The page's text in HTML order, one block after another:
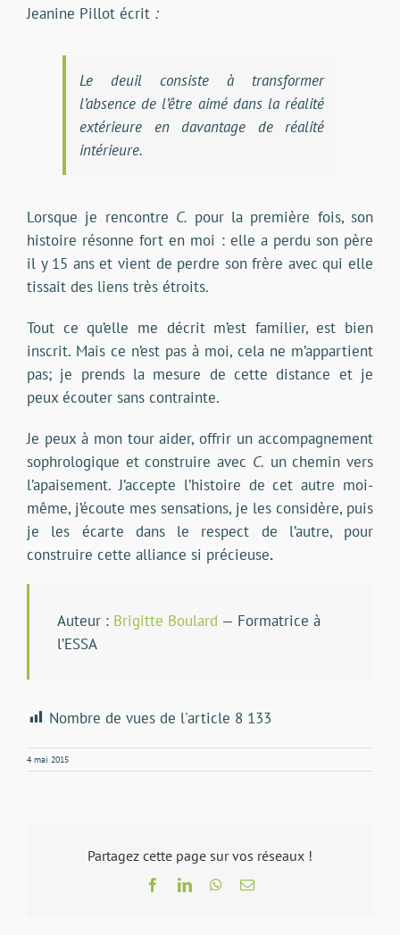
Jeanine Pillot écrit :
Le deuil consiste à transformer
l’absence de l’être aimé dans la réalité
extérieure en davantage de réalité
intérieure.
Lorsque je rencontre C. pour la première fois, son
histoire résonne fort en moi : elle a perdu son père
il y 15 ans et vient de perdre son frère avec qui elle
tissait des liens très étroits.
Tout ce qu’elle me décrit m’est familier, est bien
inscrit. Mais ce n’est pas à moi, cela ne m’appartient
pas; je prends la mesure de cette distance et je
peux écouter sans contrainte.
Je peux à mon tour aider, offrir un accompagnement
sophrologique et construire avec C. un chemin vers
l’apaisement. J’accepte l’histoire de cet autre moi-
même, j’écoute mes sensations, je les considère, puis
je les écarte dans le respect de l’autre, pour
construire cette alliance si précieuse.
Auteur : Brigitte Boulard — Formatrice à
l’ESSA
Nombre de vues de l'article 8 133
4 mai 2015
Partagez cette page sur vos réseaux !
FacebookLinkedInWhatsApp
Email